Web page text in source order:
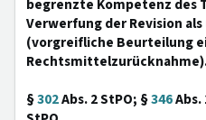
begrenzte Kompetenz des
Verwerfung der Revision
(vorgreifliche Beurteilung
§302Abs. 2 StPO; §346Abs.